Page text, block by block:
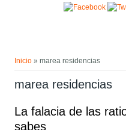
Pasar al contenido principal
Inicio » marea residencias
marea residencias
La falacia de las
sabes